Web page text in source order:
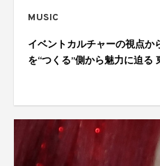
MUSIC
イベントカルチャーの視点か
を“つくる”側から魅力に迫る